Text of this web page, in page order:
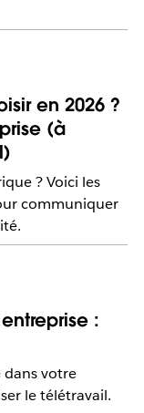
en 2026 ?
(à
? Voici les
communiquer
:
votre
le télétravail.